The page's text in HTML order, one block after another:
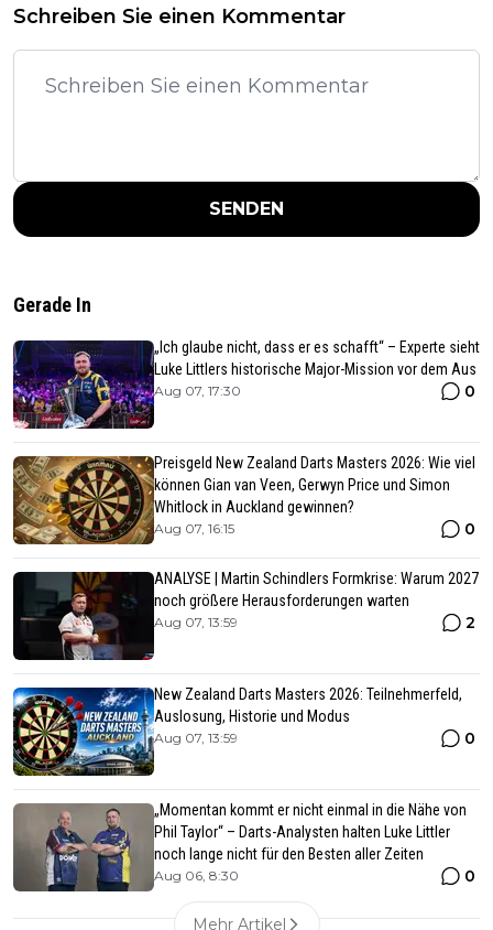
Schreiben Sie einen Kommentar
SENDEN
Gerade In
„Ich glaube nicht, dass er es schafft“ – Experte sieht
Luke Littlers historische Major-Mission vor dem Aus
Aug 07, 17:30 0
Preisgeld New Zealand Darts Masters 2026: Wie viel
können Gian van Veen, Gerwyn Price und Simon
Whitlock in Auckland gewinnen?
Aug 07, 16:15 0
ANALYSE | Martin Schindlers Formkrise: Warum 2027
noch größere Herausforderungen warten
Aug 07, 13:59 2
New Zealand Darts Masters 2026: Teilnehmerfeld,
Auslosung, Historie und Modus
Aug 07, 13:59 0
„Momentan kommt er nicht einmal in die Nähe von
Phil Taylor“ – Darts-Analysten halten Luke Littler
noch lange nicht für den Besten aller Zeiten
Aug 06, 8:30 0
Mehr Artikel